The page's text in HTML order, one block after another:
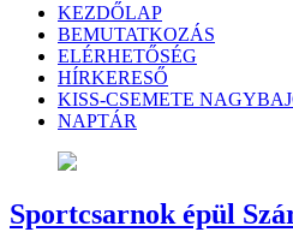
KEZDŐLAP
BEMUTATKOZÁS
ELÉRHETŐSÉG
HÍRKERESŐ
KISS-CSEMETE
NAPTÁR
Sportcsarnok épül